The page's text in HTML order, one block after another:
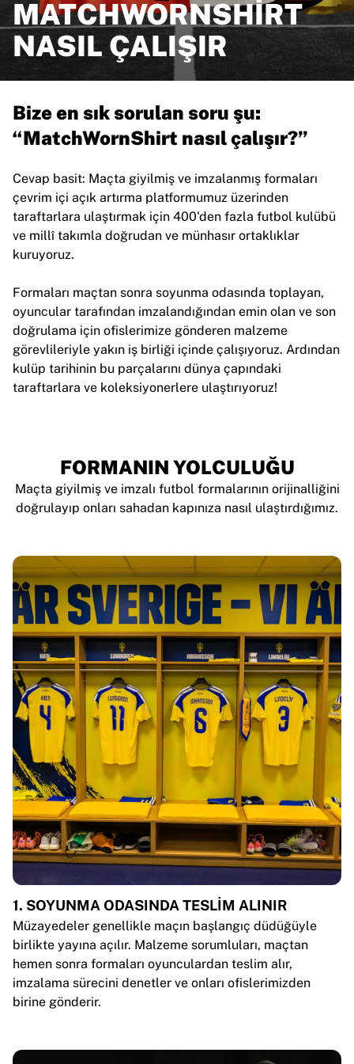
Öne çıkanlar
Dünya Şampiyonası Açık Artırmaları
Efsane Koleksiyonu
Öne çıkan takımlar
İngiltere
Norveç
Paris Saint-Germain
FC Bayern München
Tüm Takımları Görüntüle
Öne çıkan ligler
2026 Dünya Şampiyonası
La Liga
Serie A
Ligue 1
MLS
Öne çıkan kadın takımları
ABD kadın futbolu
Paris Saint-Germain Feminines
Arsenal WFC
Ülkeye göre göz atın
Charlotte Hornets
Chicago Bulls
LA Clippers
Portland Trail Blazers
Virtus Bologna
Tüm basketbolu görüntüle
Öne çıkan NBA takımları
Charlotte Hornets
Chicago Bulls
Portland Trail Blazers
LA Clippers
Tüm NBA'i görüntüle
Öne çıkan Avrupa takımları
Beşiktaş Gain
Fenerbahçe Beko
Slovenya
Virtus Bologna
Guerri Napoli
Diğer sporlar
Bisiklet
Team Visma | Lease a bike
Soudal Quick Step
Netcompany INEOS
EF Education
Ragbi
MATCHWORNSHIRT
NASIL ÇALIŞIR
Bize en sık sorulan soru şu:
“MatchWornShirt nasıl çalışır?”
Cevap basit: Maçta giyilmiş ve imzalanmış formaları
çevrim içi açık artırma platformumuz üzerinden
taraftarlara ulaştırmak için 400'den fazla futbol kulübü
ve millî takımla doğrudan ve münhasır ortaklıklar
kuruyoruz.
Formaları maçtan sonra soyunma odasında toplayan,
oyuncular tarafından imzalandığından emin olan ve son
doğrulama için ofislerimize gönderen malzeme
görevlileriyle yakın iş birliği içinde çalışıyoruz. Ardından
kulüp tarihinin bu parçalarını dünya çapındaki
taraftarlara ve koleksiyonerlere ulaştırıyoruz!
FORMANIN YOLCULUĞU
Maçta giyilmiş ve imzalı futbol formalarının orijinalliğini
doğrulayıp onları sahadan kapınıza nasıl ulaştırdığımız.
1. SOYUNMA ODASINDA TESLİM ALINIR
Müzayedeler genellikle maçın başlangıç düdüğüyle
birlikte yayına açılır. Malzeme sorumluları, maçtan
hemen sonra formaları oyunculardan teslim alır,
imzalama sürecini denetler ve onları ofislerimizden
birine gönderir.